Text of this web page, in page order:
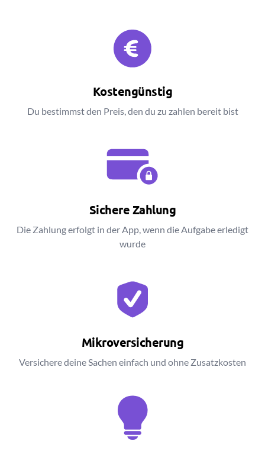
Kostengünstig
Du bestimmst den Preis, den du zu zahlen bereit bist
Sichere Zahlung
Die Zahlung erfolgt in der App, wenn die Aufgabe erledigt
wurde
Mikroversicherung
Versichere deine Sachen einfach und ohne Zusatzkosten